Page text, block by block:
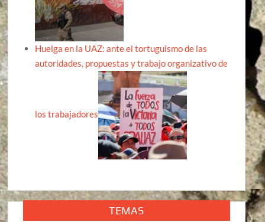
Huelga en la UAZ: ante el tortuguismo de las
autoridades, propuestas y trabajo organizativo de
los trabajadores
TEMAS